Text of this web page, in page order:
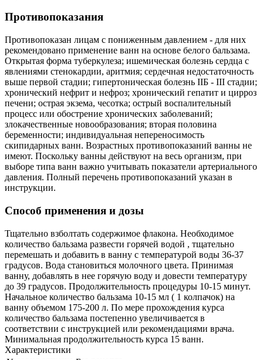
Противопоказания
Противопоказан лицам с пониженным давлением - для них
рекомендовано применение ванн на основе белого бальзама.
Открытая форма туберкулеза; ишемическая болезнь сердца с
явлениями стенокардии, аритмия; сердечная недостаточность
выше первой стадии; гипертоническая болезнь IIБ - III стадии;
хронический нефрит и нефроз; хронический гепатит и цирроз
печени; острая экзема, чесотка; острый воспалительный
процесс или обострение хронических заболеваний;
злокачественные новообразования; вторая половина
беременности; индивидуальная непереносимость
скипидарных ванн. Возрастных противопоказаний ванны не
имеют. Поскольку ванны действуют на весь организм, при
выборе типа ванн важно учитывать показатели артериального
давления. Полный перечень противопоказаний указан в
инструкции.
Способ применения и дозы
Тщательно взболтать содержимое флакона. Необходимое
количество бальзама развести горячей водой , тщательно
перемешать и добавить в ванну с температурой воды 36-37
градусов. Вода становиться молочного цвета. Принимая
ванну, добавлять в нее горячую воду и довести температуру
до 39 градусов. Продолжительность процедуры 10-15 минут.
Начальное количество бальзама 10-15 мл ( 1 колпачок) на
ванну объемом 175-200 л. По мере прохождения курса
количество бальзама постепенно увеличивается в
соответствии с инструкцией или рекомендациями врача.
Минимальная продолжительность курса 15 ванн.
Характеристики